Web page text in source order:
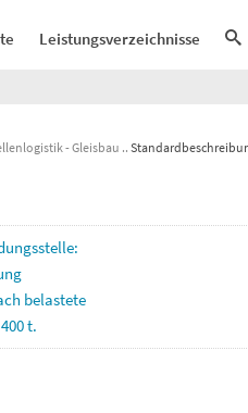
Leistungsverzeichnisse
- Gleisbau
belastete
400t.